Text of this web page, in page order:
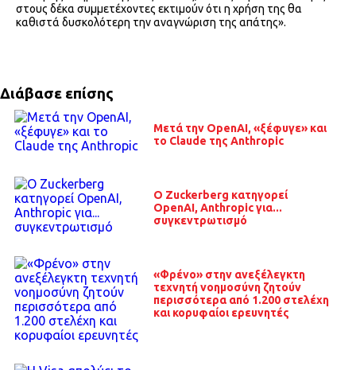
στους δέκα συμμετέχοντες εκτιμούν ότι η χρήση της θα
καθιστά δυσκολότερη την αναγνώριση της απάτης».
Διάβασε επίσης
Μετά την OpenAI, «ξέφυγε» και
το Claude της Anthropic
O Zuckerberg κατηγορεί
OpenAI, Anthropic για...
συγκεντρωτισμό
«Φρένο» στην ανεξέλεγκτη
τεχνητή νοημοσύνη ζητούν
περισσότερα από 1.200 στελέχη
και κορυφαίοι ερευνητές